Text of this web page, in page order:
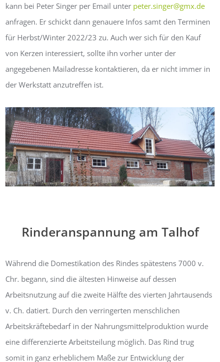
kann bei Peter Singer per Email unter peter.singer@gmx.de
anfragen. Er schickt dann genauere Infos samt den Terminen
für Herbst/Winter 2022/23 zu. Auch wer sich für den Kauf
von Kerzen interessiert, sollte ihn vorher unter der
angegebenen Mailadresse kontaktieren, da er nicht immer in
der Werkstatt anzutreffen ist.
Rinderanspannung am Talhof
Während die Domestikation des Rindes spätestens 7000 v.
Chr. begann, sind die ältesten Hinweise auf dessen
Arbeitsnutzung auf die zweite Hälfte des vierten Jahrtausends
v. Ch. datiert. Durch den verringerten menschlichen
Arbeitskräftebedarf in der Nahrungsmittelproduktion wurde
eine differenzierte Arbeitsteilung möglich. Das Rind trug
somit in ganz erheblichem Maße zur Entwicklung der